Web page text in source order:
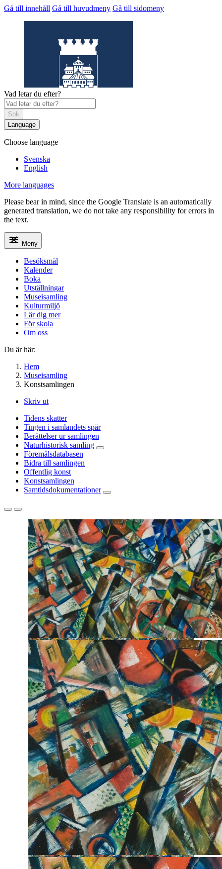
Gå till innehåll Gå till huvudmeny Gå till sidomeny
Helsingborgs museum
Vad letar du efter?
Sök
Language
Choose language
Svenska
English
More languages
Please bear in mind, since the Google Translate is an automatically
generated translation, we do not take any responsibility for errors in
the text.
Meny
Besöksmål
Kalender
Boka
Utställningar
Museisamling
Kulturmiljö
Lär dig mer
För skola
Om oss
Du är här:
Hem
Museisamling
Konstsamlingen
Skriv ut
Tidens skatter
Tingen i samlandets spår
Berättelser ur samlingen
Naturhistorisk samling
Föremålsdatabasen
Bidra till samlingen
Offentlig konst
Konstsamlingen
Samtidsdokumentationer